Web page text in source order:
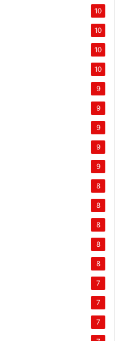
10
10
10
10
9
9
9
9
9
8
8
8
8
8
7
7
7